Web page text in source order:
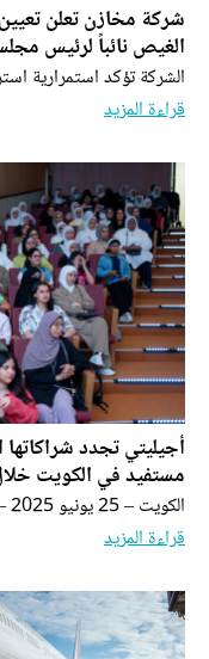
شركة مخازن تعلن تعيين
الغيص نائباً لرئيس
الشركة تؤكد استمرارية
قراءة المزيد
مستفيد في الكويت خلال
الكويت – 25 يونيو 2025 – أعلنت أجيليتي، الشركة...
قراءة المزيد